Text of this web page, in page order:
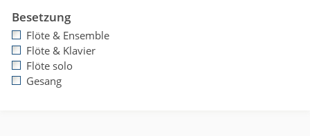
Besetzung
Flöte & Ensemble
Flöte & Klavier
Flöte solo
Gesang